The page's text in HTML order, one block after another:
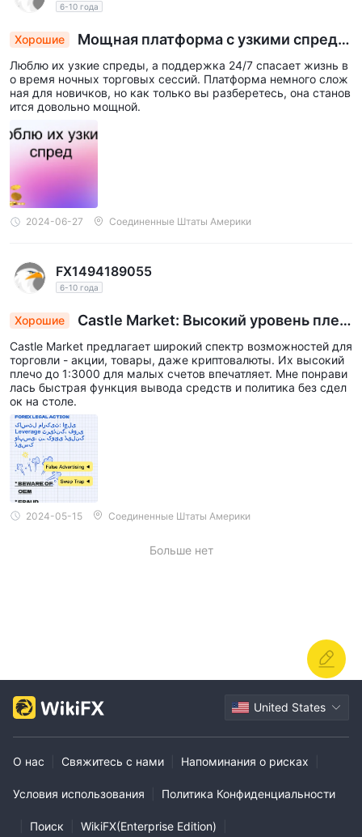
6-10 года
Хорошие
Мощная платформа с узкими спреда
ми и круглосуточной поддержкой для трейде
ров
Люблю их узкие спреды, а поддержка 24/7 спасает жизнь в
о время ночных торговых сессий. Платформа немного слож
ная для новичков, но как только вы разберетесь, она станов
ится довольно мощной.
2024-06-27 Соединенные Штаты Америки
FX1494189055
6-10 года
Хорошие
Castle Market: Высокий уровень плеч
а, быстрые выводы, политика без сделок на ст
оле
Castle Market предлагает широкий спектр возможностей для
торговли - акции, товары, даже криптовалюты. Их высокий
плечо до 1:3000 для малых счетов впечатляет. Мне понрави
лась быстрая функция вывода средств и политика без сдел
ок на столе.
2024-05-15 Соединенные Штаты Америки
Больше нет
United States
О нас Свяжитесь с нами Напоминания о рисках
Условия использования Политика Конфиденциальности
Поиск WikiFX(Enterprise Edition)